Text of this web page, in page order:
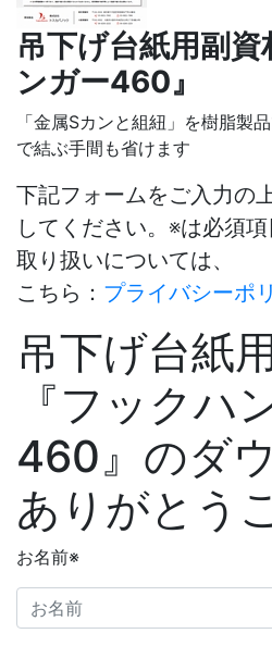
吊下げ台紙用副
ンガー460』
「金属Sカンと組紐」を樹脂製
で結ぶ手間も省けます
下記フォームをご入力の
してください。 ※は必須項
取り扱いについては、
こちら： プライバシーポ
吊下げ台紙
『フックハ
460』のダ
ありがとう
お名前※